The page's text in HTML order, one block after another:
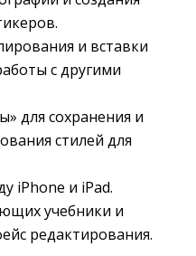
и вставки
с другими
для сохранения и
стилей для
iPhone и iPad.
учебники и
редактирования.